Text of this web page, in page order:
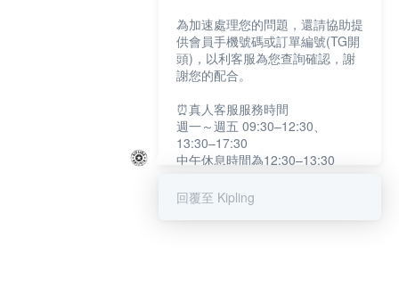
為加速處理您的問題，還請協助提
供會員手機號碼或訂單編號(TG開
頭)，以利客服為您查詢確認，謝
謝您的配合。
⏰真人客服服務時間
週一～週五 09:30–12:30、
13:30–17:30
中午休息時間為12:30–13:30
提醒您：系統會自動已讀訊息，如
回覆至 Kipling